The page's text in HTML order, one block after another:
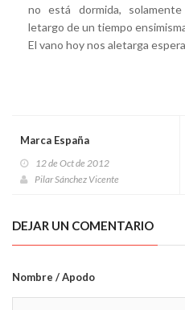
no está dormida,
letargo de un tiempo
El vano hoy nos aletarga
Marca España
12 de Oct de 2012
Pilar Sánchez Vicente
DEJAR UN COMENTARIO
Nombre / Apodo